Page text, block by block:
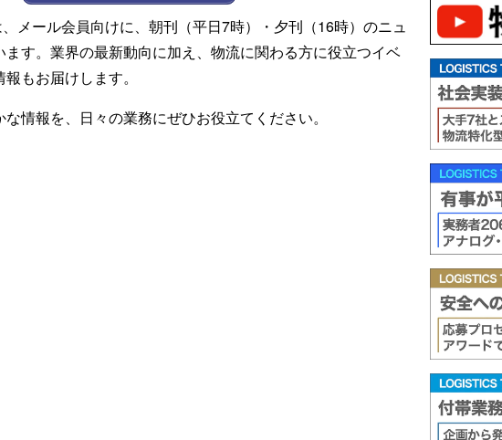
メール会員向けに、朝刊（平日7時）・夕刊（16時）のニュ
す。業界の最新動向に加え、物流に関わる方に役立つイベ
もお届けします。
情報を、日々の業務にぜひお役立てください。